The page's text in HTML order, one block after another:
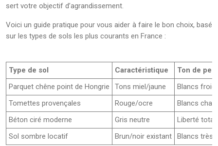
sert votre objectif d’agrandissement.
Voici un guide pratique pour vous aider à faire le bon choix, basé
sur les types de sols les plus courants en France :
Type de sol Caractéristique
Ton de
Parquet chêne point de Hongrie
Tons miel/jaune
Blancs
Tomettes provençales
Rouge/ocre
Blancs
Béton ciré moderne
Gris neutre
Liberté
Sol sombre locatif
Brun/noir existant Blancs très